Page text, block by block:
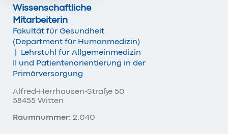
Wissenschaftliche
Mitarbeiterin
Fakultät für Gesundheit
(Department für Humanmedizin)
| Lehrstuhl für Allgemeinmedizin
II und Patientenorientierung in der
Primärversorgung
Alfred-Herrhausen-Straße 50
58455 Witten
Raumnummer: 2.040